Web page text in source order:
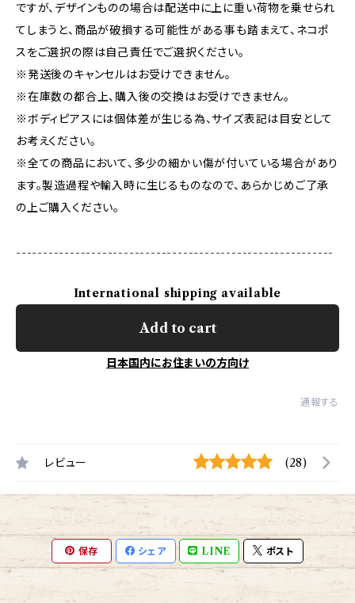
ですが、デザインものの場合は配送中に上に重い荷物を乗せられ
てしまうと、商品が破損する可能性がある事も踏まえて、ネコポ
スをご選択の際は自己責任でご選択ください。
※発送後のキャンセルはお受けできません。
※在庫数の都合上、購入後の交換はお受けできません。
※ボディピアスには個体差が生じる為、サイズ表記は目安として
お考えください。
※全ての商品において、多少の細かい傷が付いている場合があり
ます。製造過程や輸入時に生じるものなので、あらかじめご了承
の上ご購入ください。
-----------------------------------------------------------
International shipping available
Add to cart
日本国内にお住まいの方向け
通報する
レビュー (28)
保存 シェア LINE ポスト